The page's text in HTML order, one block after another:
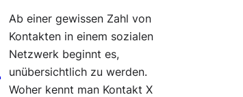
Ab einer gewissen Zahl von
Kontakten in einem sozialen
Netzwerk beginnt es,
unübersichtlich zu werden.
Woher kennt man Kontakt X